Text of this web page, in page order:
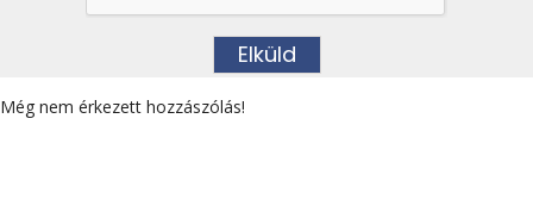
Még nem érkezett hozzászólás!